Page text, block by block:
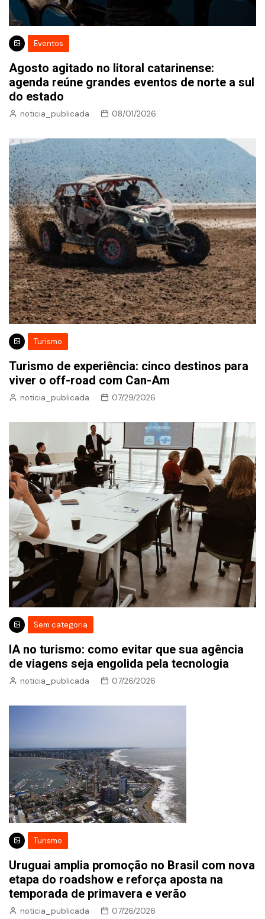
Eventos
Agosto agitado no litoral catarinense:
agenda reúne grandes eventos de norte a sul
do estado
noticia_publicada 08/01/2026
Turismo
Turismo de experiência: cinco destinos para
viver o off-road com Can-Am
noticia_publicada 07/29/2026
Sem categoria
IA no turismo: como evitar que sua agência
de viagens seja engolida pela tecnologia
noticia_publicada 07/26/2026
Turismo
Uruguai amplia promoção no Brasil com nova
etapa do roadshow e reforça aposta na
temporada de primavera e verão
noticia_publicada 07/26/2026